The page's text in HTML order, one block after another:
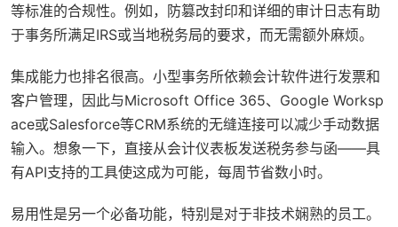
等标准的合规性。例如，防篡改封印和详细的审计日志有助
于事务所满足IRS或当地税务局的要求，而无需额外麻烦。
集成能力也排名很高。小型事务所依赖会计软件进行发票和
客户管理，因此与Microsoft Office 365、Google Worksp
ace或Salesforce等CRM系统的无缝连接可以减少手动数据
输入。想象一下，直接从会计仪表板发送税务参与函——具
有API支持的工具使这成为可能，每周节省数小时。
易用性是另一个必备功能，特别是对于非技术娴熟的员工。